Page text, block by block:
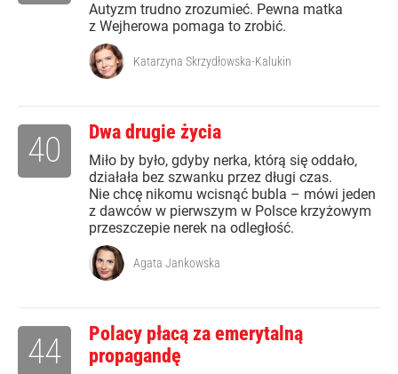
Autyzm trudno zrozumieć. Pewna matka
z Wejherowa pomaga to zrobić.
Katarzyna Skrzydłowska-Kalukin
Dwa drugie życia
Miło by było, gdyby nerka, którą się oddało,
działała bez szwanku przez długi czas.
Nie chcę nikomu wcisnąć bubla – mówi jeden
z dawców w pierwszym w Polsce krzyżowym
przeszczepie nerek na odległość.
40
Agata Jankowska
Polacy płacą za emerytalną
propagandę
44